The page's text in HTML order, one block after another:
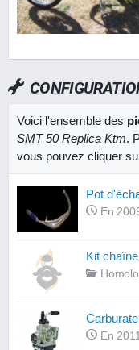
Voici l'ensemble des
SMT 50 Replica Ktm.
vous pouvez cliquer
Pot
En
Kit
En